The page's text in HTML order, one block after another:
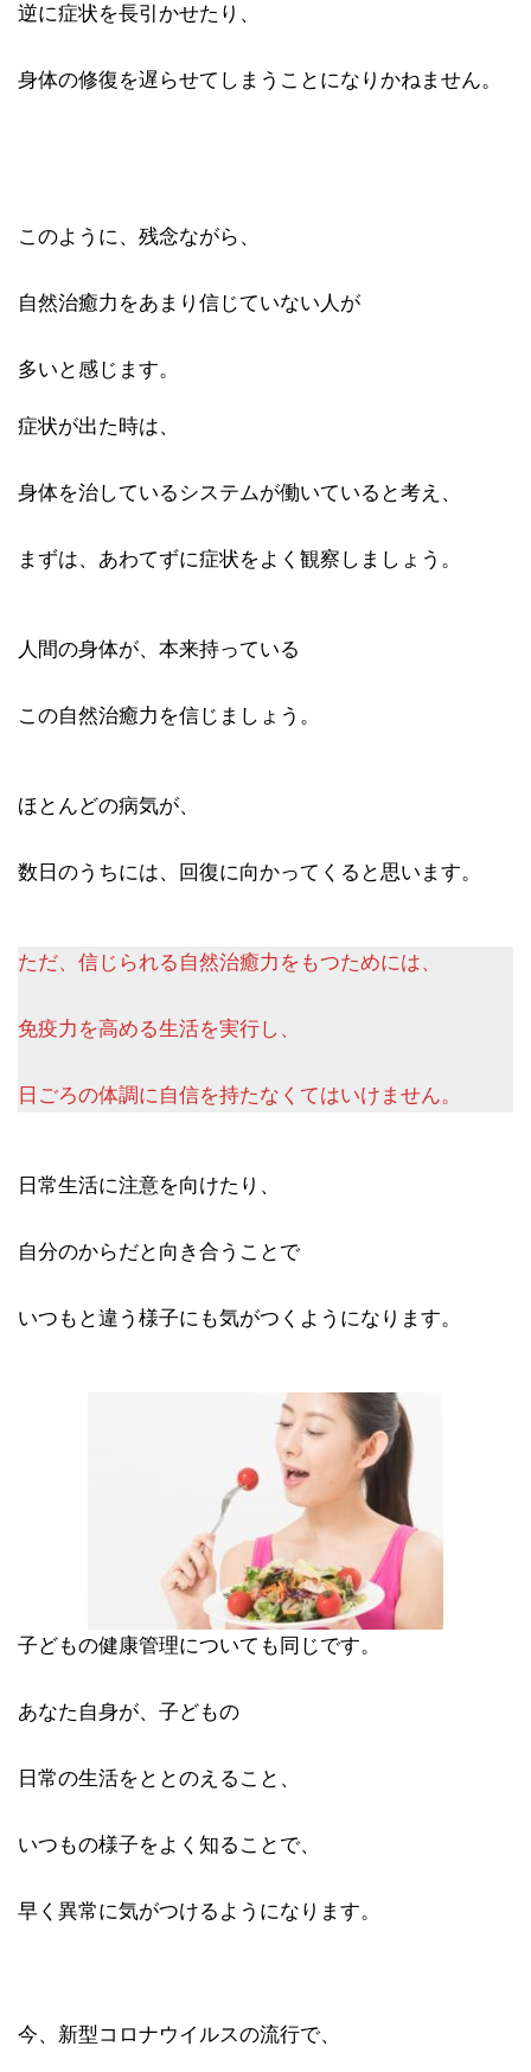
逆に症状を長引かせたり、
身体の修復を遅らせてしまうことになりかねません。
このように、残念ながら、
自然治癒力をあまり信じていない人が
多いと感じます。
症状が出た時は、
身体を治しているシステムが働いていると考え、
まずは、あわてずに症状をよく観察しましょう。
人間の身体が、本来持っている
この自然治癒力を信じましょう。
ほとんどの病気が、
数日のうちには、回復に向かってくると思います。
ただ、信じられる自然治癒力をもつためには、
免疫力を高める生活を実行し、
日ごろの体調に自信を持たなくてはいけません。
日常生活に注意を向けたり、
自分のからだと向き合うことで
いつもと違う様子にも気がつくようになります。
子どもの健康管理についても同じです。
あなた自身が、子どもの
日常の生活をととのえること、
いつもの様子をよく知ることで、
早く異常に気がつけるようになります。
今、新型コロナウイルスの流行で、